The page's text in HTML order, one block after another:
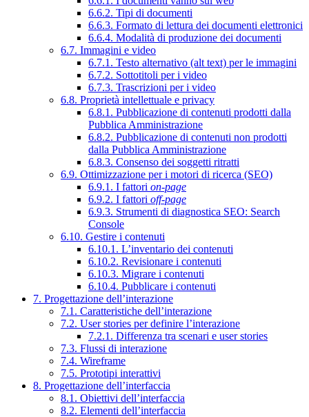
6.6.2. Tipi di documenti
6.6.3. Formato di lettura dei documenti elettronici
6.6.4. Modalità di produzione dei documenti
6.7. Immagini e video
6.7.1. Testo alternativo (alt text) per le immagini
6.7.2. Sottotitoli per i video
6.7.3. Trascrizioni per i video
6.8. Proprietà intellettuale e privacy
6.8.1. Pubblicazione di contenuti prodotti dalla
Pubblica Amministrazione
6.8.2. Pubblicazione di contenuti non prodotti
dalla Pubblica Amministrazione
6.8.3. Consenso dei soggetti ritratti
6.9. Ottimizzazione per i motori di ricerca (SEO)
6.9.1. I fattori on-page
6.9.2. I fattori off-page
6.9.3. Strumenti di diagnostica SEO: Search
Console
6.10. Gestire i contenuti
6.10.1. L’inventario dei contenuti
6.10.2. Revisionare i contenuti
6.10.3. Migrare i contenuti
6.10.4. Pubblicare i contenuti
7. Progettazione dell’interazione
7.1. Caratteristiche dell’interazione
7.2. User stories per definire l’interazione
7.2.1. Differenza tra scenari e user stories
7.3. Flussi di interazione
7.4. Wireframe
7.5. Prototipi interattivi
8. Progettazione dell’interfaccia
8.1. Obiettivi dell’interfaccia
8.2. Elementi dell’interfaccia